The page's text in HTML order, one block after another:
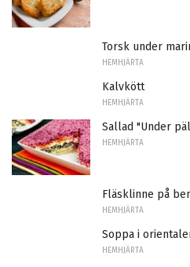
Torsk under
HEMHJÄRTA
Kalvkött
HEMHJÄRTA
Sallad "Under
HEMHJÄRTA
Fläsklinne på
HEMHJÄRTA
Soppa i
HEMHJÄRTA